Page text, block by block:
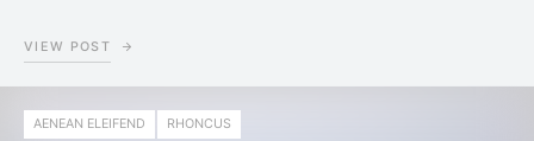
VIEW POST
AENEAN ELEIFEND RHONCUS